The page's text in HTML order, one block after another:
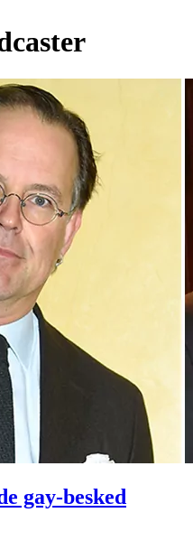
gay-besked